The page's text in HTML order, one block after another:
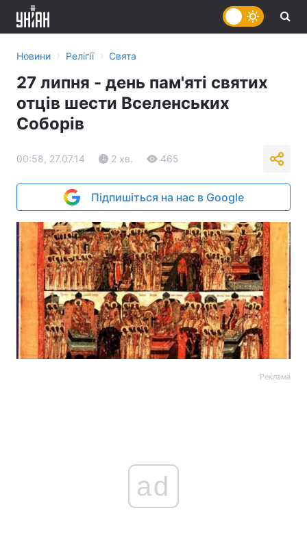
Новини › Релігії › Свята
27 липня - день пам'яті святих
отців шести Вселенських
Соборів
00:58, 27.07.14 2 хв. 465
Підпишіться на нас в Google
Реклама
ad